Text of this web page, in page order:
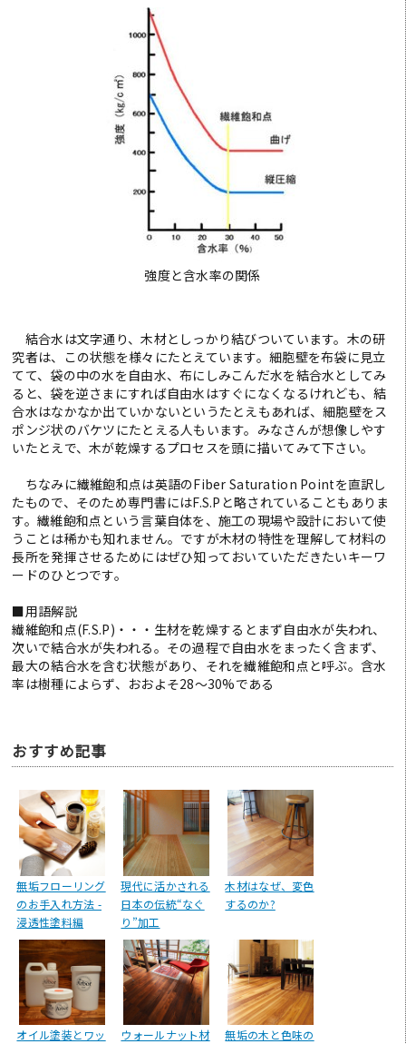
強度と含水率の関係
結合水は文字通り、木材としっかり結びついています。木の研
究者は、この状態を様々にたとえています。細胞壁を布袋に見立
てて、袋の中の水を自由水、布にしみこんだ水を結合水としてみ
ると、袋を逆さまにすれば自由水はすぐになくなるけれども、結
合水はなかなか出ていかないというたとえもあれば、細胞壁をス
ポンジ状のバケツにたとえる人もいます。みなさんが想像しやす
いたとえで、木が乾燥するプロセスを頭に描いてみて下さい。
ちなみに繊維飽和点は英語のFiber Saturation Pointを直訳し
たもので、そのため専門書にはF.S.Pと略されていることもありま
す。繊維飽和点という言葉自体を、施工の現場や設計において使
うことは稀かも知れません。ですが木材の特性を理解して材料の
長所を発揮させるためにはぜひ知っておいていただきたいキーワ
ードのひとつです。
■用語解説
繊維飽和点(F.S.P)・・・生材を乾燥するとまず自由水が失われ、
次いで結合水が失われる。その過程で自由水をまったく含まず、
最大の結合水を含む状態があり、それを繊維飽和点と呼ぶ。含水
率は樹種によらず、おおよそ28〜30%である
おすすめ記事
無垢フローリング
のお手入れ方法 -
浸透性塗料編
現代に活かされる
日本の伝統“なぐ
り”加工
木材はなぜ、変色
するのか?
オイル塗装とワッ
ウォールナット材
無垢の木と色味の